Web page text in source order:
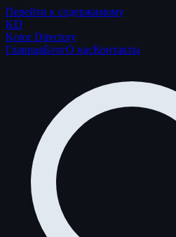
Перейти к содержимому
KD
Kotor Directory
ГлавнаяБлогО насКонтакты